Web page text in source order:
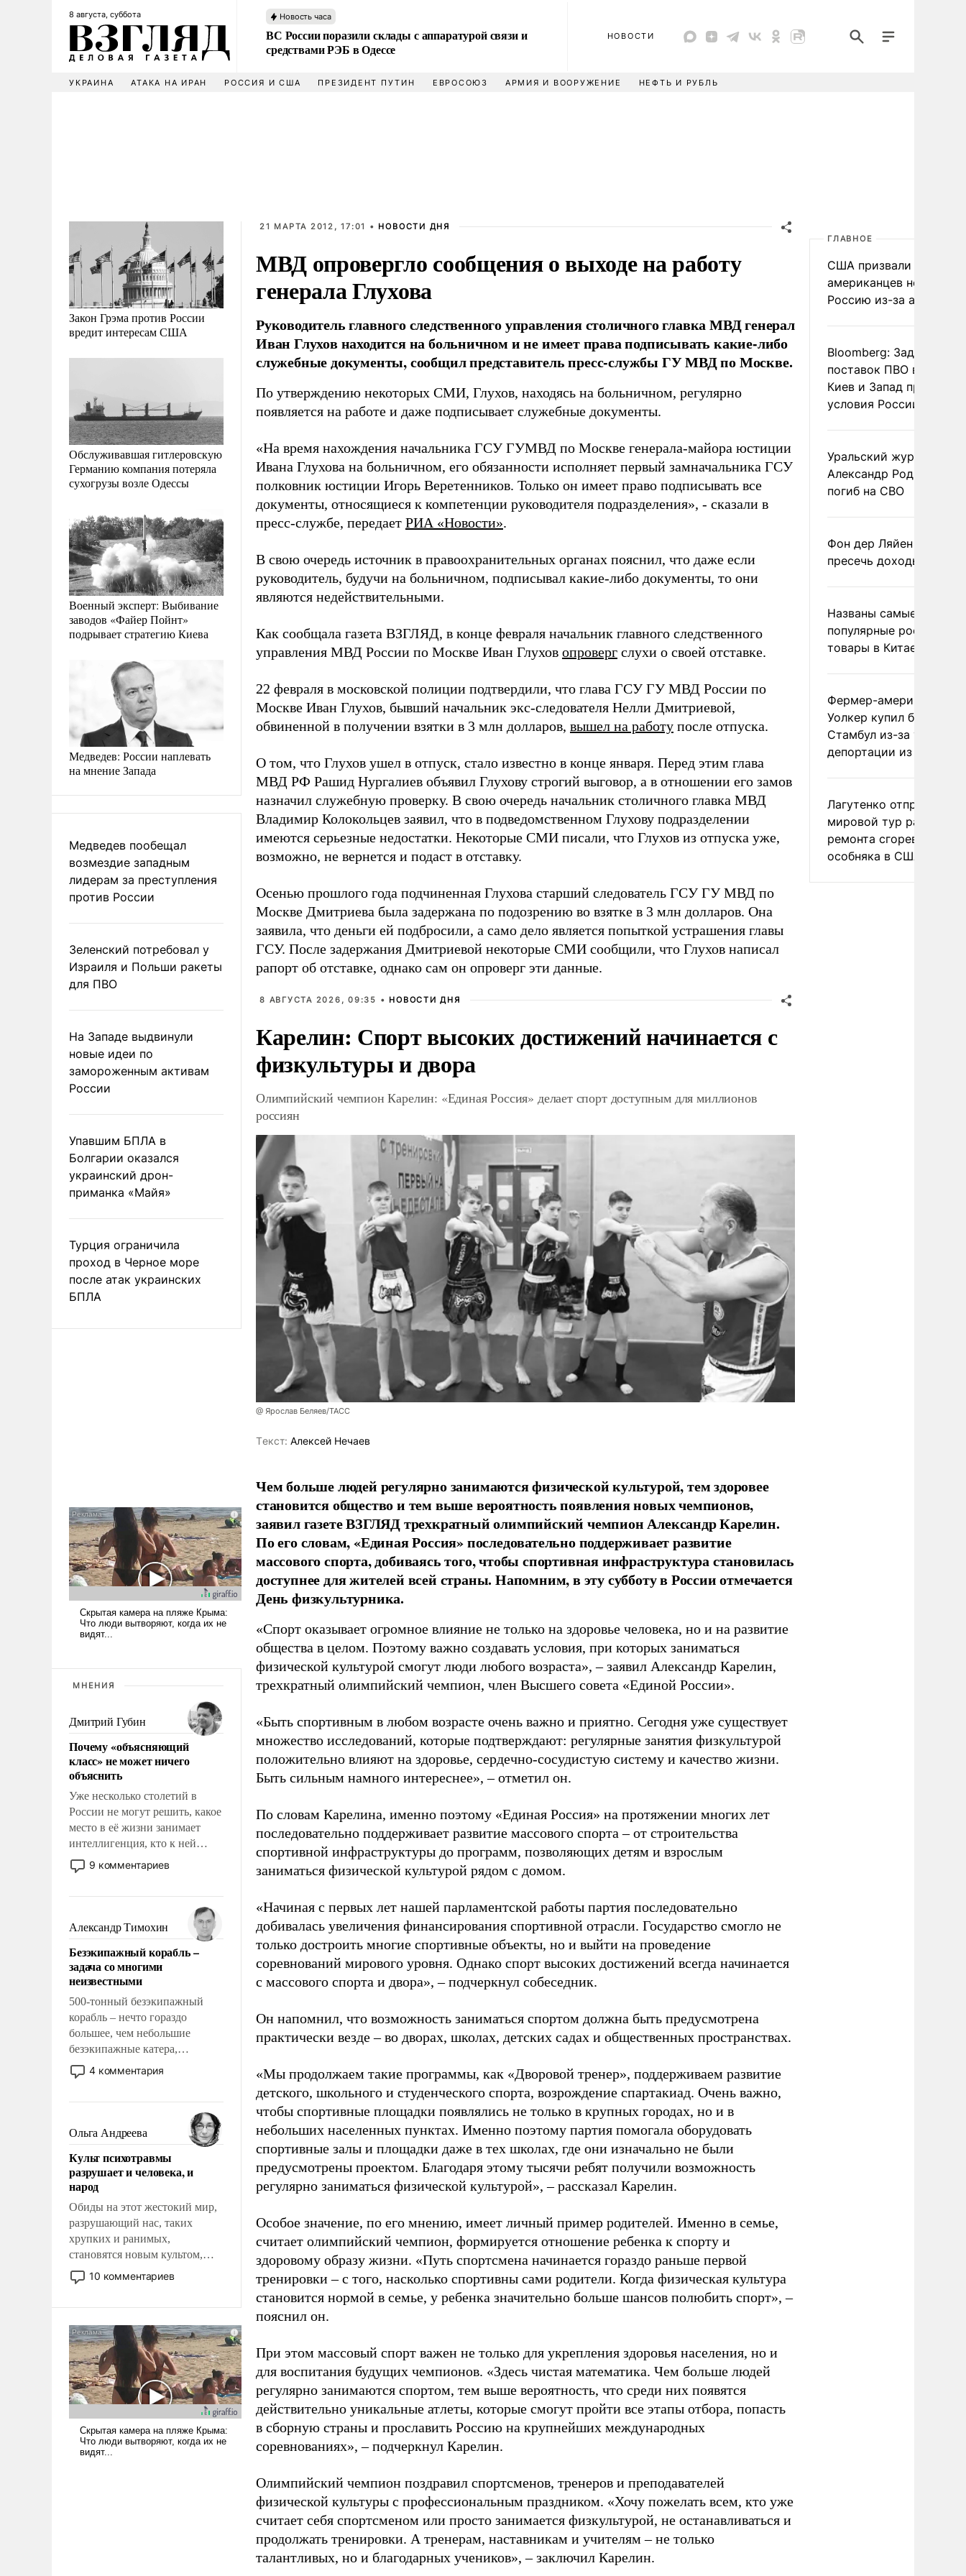
8 августа, суббота Новость часа
ВС России поразили склады с аппаратурой связи и
средствами РЭБ в Одессе
НОВОСТИ
УКРАИНА АТАКА НА ИРАН РОССИЯ И США ПРЕЗИДЕНТ ПУТИН ЕВРОСОЮЗ АРМИЯ И ВООРУЖЕНИЕ НЕФТЬ И РУБЛЬ
Закон Грэма против России
вредит интересам США
Обслуживавшая гитлеровскую
Германию компания потеряла
сухогрузы возле Одессы
Военный эксперт: Выбивание
заводов «Файер Пойнт»
подрывает стратегию Киева
Медведев: России наплевать
на мнение Запада
Медведев пообещал
возмездие западным
лидерам за преступления
против России
Зеленский потребовал у
Израиля и Польши ракеты
для ПВО
На Западе выдвинули
новые идеи по
замороженным активам
России
Упавшим БПЛА в
Болгарии оказался
украинский дрон-
приманка «Майя»
Турция ограничила
проход в Черное море
после атак украинских
БПЛА
МНЕНИЯ
Дмитрий Губин
Почему «объясняющий
класс» не может ничего
объяснить
Уже несколько столетий в
России не могут решить, какое
место в её жизни занимает
интеллигенция, кто к ней
принадлежит, а кого из неё
исключили с правом
чем она отличается от просто
образованных людей. Иногда
казалось, что эти вопросы
решены раз и навсегда, но –
нет, не решены.
9 комментариев
Александр Тимохин
Безэкипажный корабль –
задача со многими
неизвестными
500-тонный безэкипажный
корабль – нечто гораздо
большее, чем небольшие
безэкипажные катера,
применение которых уже
стало обыденностью. Задача по
сложна и амбициозна. Однако
и ее реализация радикально
поднимет наши боевые
возможности.
4 комментария
Ольга Андреева
Культ психотравмы
разрушает и человека, и
народ
Обиды на этот жестокий мир,
разрушающий нас, таких
хрупких и ранимых,
становятся новым культом,
постепенно вытесняя и
отменяя традиционное
ударами судьбы, брать на себя
ответственность, помогать
слабым, идти вперед и
адаптироваться.
10 комментариев
21 МАРТА 2012, 17:01 • НОВОСТИ ДНЯ
МВД опровергло сообщения о выходе на работу
генерала Глухова
Руководитель главного следственного управления столичного главка МВД генерал
Иван Глухов находится на больничном и не имеет права подписывать какие-либо
служебные документы, сообщил представитель пресс-службы ГУ МВД по Москве.
По утверждению некоторых СМИ, Глухов, находясь на больничном, регулярно
появляется на работе и даже подписывает служебные документы.
«На время нахождения начальника ГСУ ГУМВД по Москве генерала-майора юстиции
Ивана Глухова на больничном, его обязанности исполняет первый замначальника ГСУ
полковник юстиции Игорь Веретенников. Только он имеет право подписывать все
документы, относящиеся к компетенции руководителя подразделения», - сказали в
пресс-службе, передает РИА «Новости».
В свою очередь источник в правоохранительных органах пояснил, что даже если
руководитель, будучи на больничном, подписывал какие-либо документы, то они
являются недействительными.
Как сообщала газета ВЗГЛЯД, в конце февраля начальник главного следственного
управления МВД России по Москве Иван Глухов опроверг слухи о своей отставке.
22 февраля в московской полиции подтвердили, что глава ГСУ ГУ МВД России по
Москве Иван Глухов, бывший начальник экс-следователя Нелли Дмитриевой,
обвиненной в получении взятки в 3 млн долларов, вышел на работу после отпуска.
О том, что Глухов ушел в отпуск, стало известно в конце января. Перед этим глава
МВД РФ Рашид Нургалиев объявил Глухову строгий выговор, а в отношении его замов
назначил служебную проверку. В свою очередь начальник столичного главка МВД
Владимир Колокольцев заявил, что в подведомственном Глухову подразделении
имеются серьезные недостатки. Некоторые СМИ писали, что Глухов из отпуска уже,
возможно, не вернется и подаст в отставку.
Осенью прошлого года подчиненная Глухова старший следователь ГСУ ГУ МВД по
Москве Дмитриева была задержана по подозрению во взятке в 3 млн долларов. Она
заявила, что деньги ей подбросили, а само дело является попыткой устрашения главы
ГСУ. После задержания Дмитриевой некоторые СМИ сообщили, что Глухов написал
рапорт об отставке, однако сам он опроверг эти данные.
8 АВГУСТА 2026, 09:35 • НОВОСТИ ДНЯ
Карелин: Спорт высоких достижений начинается с
физкультуры и двора
Олимпийский чемпион Карелин: «Единая Россия» делает спорт доступным для миллионов
россиян
@ Ярослав Беляев/ТАСС
Tекст: Алексей Нечаев
Чем больше людей регулярно занимаются физической культурой, тем здоровее
становится общество и тем выше вероятность появления новых чемпионов,
заявил газете ВЗГЛЯД трехкратный олимпийский чемпион Александр Карелин.
По его словам, «Единая Россия» последовательно поддерживает развитие
массового спорта, добиваясь того, чтобы спортивная инфраструктура становилась
доступнее для жителей всей страны. Напомним, в эту субботу в России отмечается
День физкультурника.
«Спорт оказывает огромное влияние не только на здоровье человека, но и на развитие
общества в целом. Поэтому важно создавать условия, при которых заниматься
физической культурой смогут люди любого возраста», – заявил Александр Карелин,
трехкратный олимпийский чемпион, член Высшего совета «Единой России».
«Быть спортивным в любом возрасте очень важно и приятно. Сегодня уже существует
множество исследований, которые подтверждают: регулярные занятия физкультурой
положительно влияют на здоровье, сердечно-сосудистую систему и качество жизни.
Быть сильным намного интереснее», – отметил он.
По словам Карелина, именно поэтому «Единая Россия» на протяжении многих лет
последовательно поддерживает развитие массового спорта – от строительства
спортивной инфраструктуры до программ, позволяющих детям и взрослым
заниматься физической культурой рядом с домом.
«Начиная с первых лет нашей парламентской работы партия последовательно
добивалась увеличения финансирования спортивной отрасли. Государство смогло не
только достроить многие спортивные объекты, но и выйти на проведение
соревнований мирового уровня. Однако спорт высоких достижений всегда начинается
с массового спорта и двора», – подчеркнул собеседник.
Он напомнил, что возможность заниматься спортом должна быть предусмотрена
практически везде – во дворах, школах, детских садах и общественных пространствах.
«Мы продолжаем такие программы, как «Дворовой тренер», поддерживаем развитие
детского, школьного и студенческого спорта, возрождение спартакиад. Очень важно,
чтобы спортивные площадки появлялись не только в крупных городах, но и в
небольших населенных пунктах. Именно поэтому партия помогала оборудовать
спортивные залы и площадки даже в тех школах, где они изначально не были
предусмотрены проектом. Благодаря этому тысячи ребят получили возможность
регулярно заниматься физической культурой», – рассказал Карелин.
Особое значение, по его мнению, имеет личный пример родителей. Именно в семье,
считает олимпийский чемпион, формируется отношение ребенка к спорту и
здоровому образу жизни. «Путь спортсмена начинается гораздо раньше первой
тренировки – с того, насколько спортивны сами родители. Когда физическая культура
становится нормой в семье, у ребенка значительно больше шансов полюбить спорт», –
пояснил он.
При этом массовый спорт важен не только для укрепления здоровья населения, но и
для воспитания будущих чемпионов. «Здесь чистая математика. Чем больше людей
регулярно занимаются спортом, тем выше вероятность, что среди них появятся
действительно уникальные атлеты, которые смогут пройти все этапы отбора, попасть
в сборную страны и прославить Россию на крупнейших международных
соревнованиях», – подчеркнул Карелин.
Олимпийский чемпион поздравил спортсменов, тренеров и преподавателей
физической культуры с профессиональным праздником. «Хочу пожелать всем, кто уже
считает себя спортсменом или просто занимается физкультурой, не останавливаться и
продолжать тренировки. А тренерам, наставникам и учителям – не только
талантливых, но и благодарных учеников», – заключил Карелин.
ГЛАВНОЕ
США призвали
американцев не
Россию из-за атак ВСУ
Bloomberg: Задержка
поставок ПВО вынудит
Киев и Запад принять
условия России
Уральский журналист
Александр Родионов
погиб на СВО
Фон дер Ляйен
пресечь доходы России
Названы самые
популярные российские
товары в Китае
Фермер-американец
Уолкер купил билет в
Стамбул из-за угрозы
депортации из России
Лагутенко отправился в
мировой тур ради
ремонта сгоревшего
особняка в США